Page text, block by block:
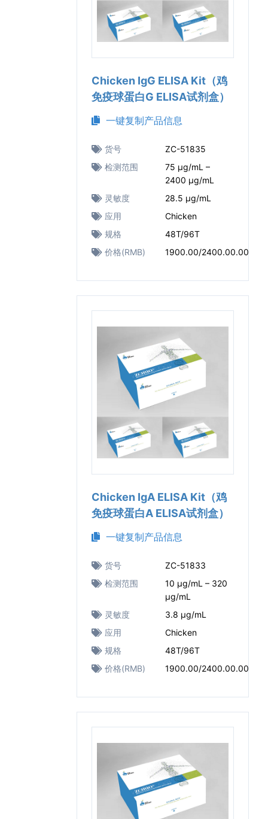
Chicken IgG ELISA Kit（鸡
免疫球蛋白G ELISA试剂盒）
一键复制产品信息
货号
ZC-51835
检测范围
75 μg/mL –
2400 μg/mL
灵敏度
28.5 μg/mL
应用
Chicken
规格
48T/96T
价格(RMB)
1900.00/2400.00.00
Chicken IgA ELISA Kit（鸡
免疫球蛋白A ELISA试剂盒）
一键复制产品信息
货号
ZC-51833
检测范围
10 μg/mL – 320
μg/mL
灵敏度
3.8 μg/mL
应用
Chicken
规格
48T/96T
价格(RMB)
1900.00/2400.00.00